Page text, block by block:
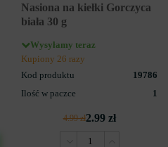
Nasiona na kiełki Gorczyca
biała 30 g
Wysyłamy teraz
Kupiony 26 razy
Kod produktu
19786
Ilość w paczce
1
4.99 zł2.99 zł